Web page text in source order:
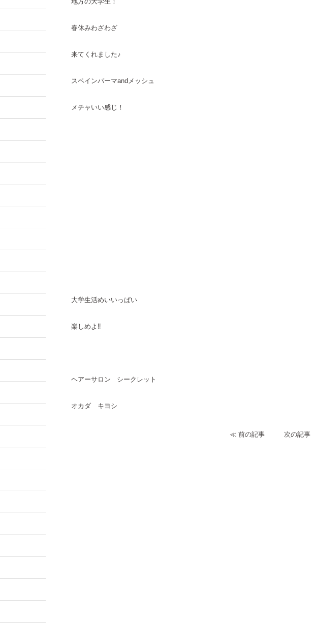
春休みわざわざ
来てくれました♪
スペインパーマandメッシュ
メチャいい感じ！
大学生活めいいっぱい
楽しめよ‼︎
ヘアーサロン シークレット
オカダ キヨシ
≪ 前の記事 次の記事